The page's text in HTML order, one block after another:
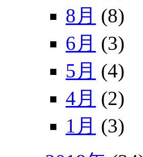
8月 (8)
6月 (3)
5月 (4)
4月 (2)
1月 (3)